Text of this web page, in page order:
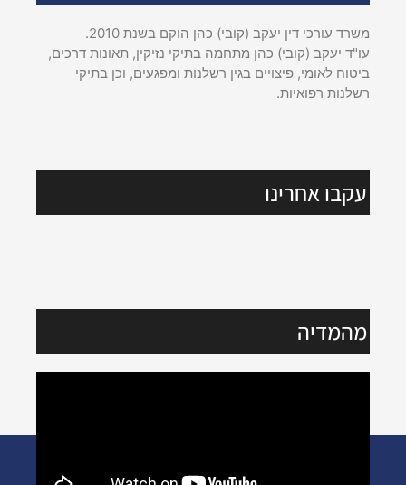
משרד עורכי דין יעקב (קובי) כהן הוקם בשנת 2010.
עו"ד יעקב (קובי) כהן מתחמה בתיקי נזיקין, תאונות דרכים,
ביטוח לאומי, פיצויים בגין רשלנות ומפגעים, וכן בתיקי
רשלנות רפואיות.
עקבו אחרינו
מהמדיה